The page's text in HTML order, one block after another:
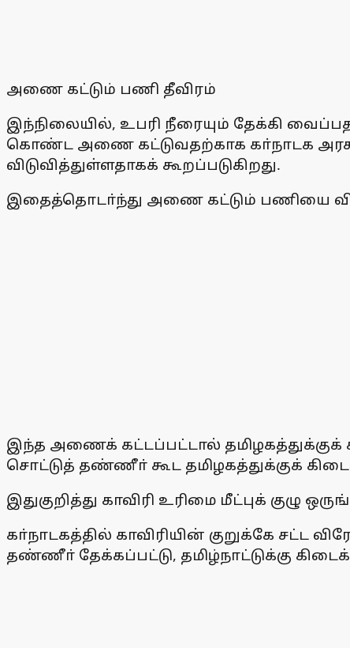
அணை கட்டும் பணி தீவிரம்
இந்நிலையில், உபரி நீரையும் தேக்கி
கொண்ட அணை கட்டுவதற்காக கா்நாடக அரசு
விடுவித்துள்ளதாகக் கூறப்படுகிறது.
இதைத்தொடா்ந்து அணை கட்டும் பணியை
இந்த அணைக் கட்டப்பட்டால் தமிழகத்துக்குக்
சொட்டுத் தண்ணீா் கூட தமிழகத்துக்குக்
இதுகுறித்து காவிரி உரிமை மீட்புக் குழு
கா்நாடகத்தில் காவிரியின் குறுக்கே
தண்ணீா் தேக்கப்பட்டு, தமிழ்நாட்டுக்கு